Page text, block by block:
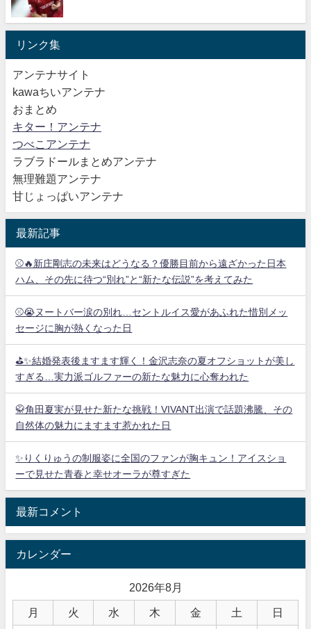
リンク集
アンテナサイト
kawaちいアンテナ
おまとめ
キター！アンテナ
つべこアンテナ
ラブラドールまとめアンテナ
無理難題アンテナ
甘じょっぱいアンテナ
最新記事
⚾🔥新庄剛志の未来はどうなる？優勝目前から遠ざかった日本
ハム、その先に待つ“別れ”と“新たな伝説”を考えてみた
⚾😭ヌートバー涙の別れ…セントルイス愛があふれた惜別メッ
セージに胸が熱くなった日
⛳✨結婚発表後ますます輝く！金沢志奈の夏オフショットが美し
すぎる…実力派ゴルファーの新たな魅力に心奪われた
🥋角田夏実が見せた新たな挑戦！VIVANT出演で話題沸騰、その
自然体の魅力にますます惹かれた日
✨りくりゅうの制服姿に全国のファンが胸キュン！アイスショ
ーで見せた青春と幸せオーラが尊すぎた
最新コメント
カレンダー
2026年8月
月 火 水 木 金 土 日